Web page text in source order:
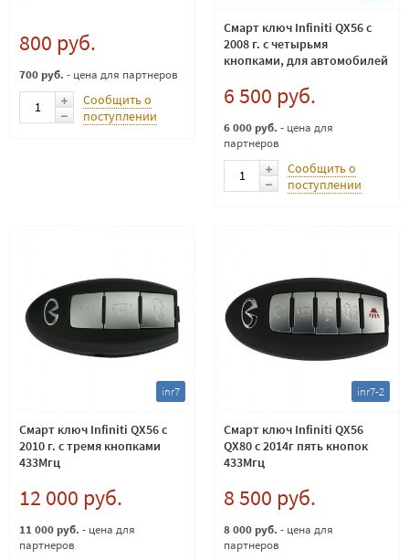
800 руб.
700 руб. - цена для партнеров
Сообщить о
поступлении
Смарт ключ Infiniti QX56 с
2008 г. с четырьмя
кнопками, для автомобилей
без кнопки START, 433Мгц
6 500 руб.
6 000 руб. - цена для
партнеров
Сообщить о
поступлении
inr7
Смарт ключ Infiniti QX56 с
2010 г. с тремя кнопками
433Мгц
12 000 руб.
11 000 руб. - цена для
партнеров
inr7-2
Смарт ключ Infiniti QX56
QX80 с 2014г пять кнопок
433Мгц
8 500 руб.
8 000 руб. - цена для
партнеров